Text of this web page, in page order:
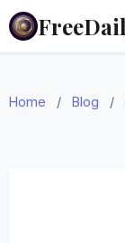
Home / Blog /